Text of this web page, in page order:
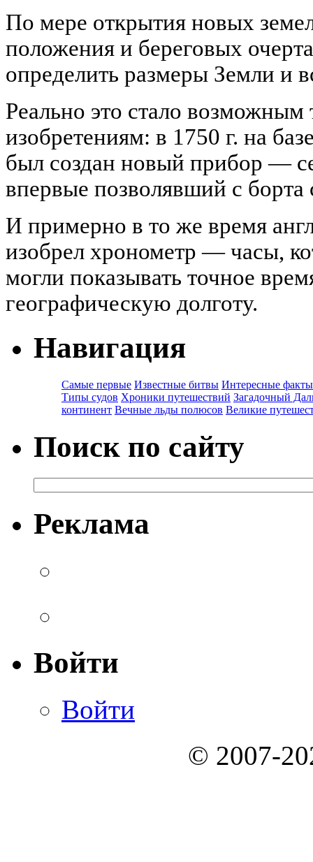
По мере открытия новых
положения и береговых
определить размеры Земли и
Реально это стало возможным
изобретениям: в 1750 г. на
был создан новый прибор —
впервые позволявший с
И примерно в то же время
изобрел хронометр — часы,
могли показывать точное
географическую долготу.
Навигация
Самые первые Известные битвы Интересные факты
Типы судов Хроники путешествий Загадочный
континент Вечные льды полюсов Великие
Поиск по сайту
Реклама
Войти
Войти
© 2007-